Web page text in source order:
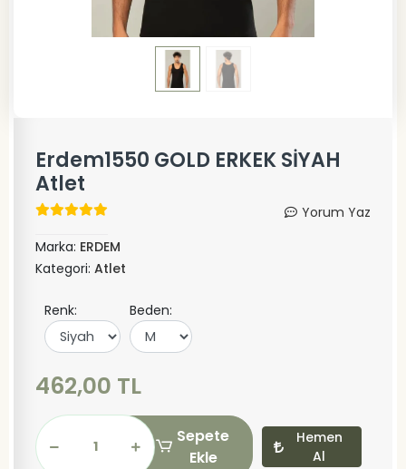
Erdem1550 GOLD ERKEK SİYAH
Atlet
Yorum Yaz
Marka: ERDEM
Kategori: Atlet
Renk: Beden:
462,00 TL
Sepete
Ekle
Hemen
Al